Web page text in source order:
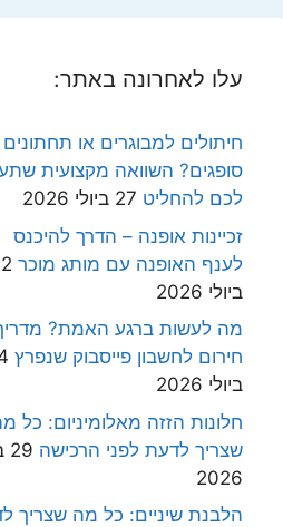
עלו לאחרונה באתר:
חיתולים למבוגרים או תחתונים
סופגים? השוואה מקצועית
לכם להחליט 27 ביולי 2026
זכיינות אופנה – הדרך להיכנס
לענף האופנה עם מותג מוכר
ביולי 2026
מה לעשות ברגע האמת?
חירום לחשבון פייסבוק שנפרץ
ביולי 2026
חלונות הזזה מאלומיניום: כל
שצריך לדעת לפני הרכישה
2026
הלבנת שיניים: כל מה שצריך